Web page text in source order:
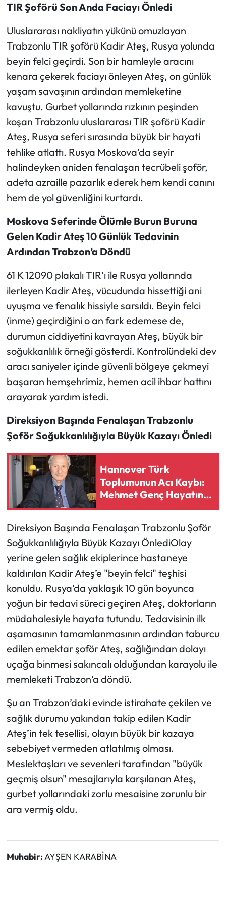
TIR Şoförü Son Anda Faciayı Önledi
Uluslararası nakliyatın yükünü omuzlayan
Trabzonlu TIR şoförü Kadir Ateş, Rusya yolunda
beyin felci geçirdi. Son bir hamleyle aracını
kenara çekerek faciayı önleyen Ateş, on günlük
yaşam savaşının ardından memleketine
kavuştu. Gurbet yollarında rızkının peşinden
koşan Trabzonlu uluslararası TIR şoförü Kadir
Ateş, Rusya seferi sırasında büyük bir hayati
tehlike atlattı. Rusya Moskova’da seyir
halindeyken aniden fenalaşan tecrübeli şoför,
adeta azraille pazarlık ederek hem kendi canını
hem de yol güvenliğini kurtardı.
Moskova Seferinde Ölümle Burun Buruna
Gelen Kadir Ateş 10 Günlük Tedavinin
Ardından Trabzon’a Döndü
61 K 12090 plakalı TIR’ı ile Rusya yollarında
ilerleyen Kadir Ateş, vücudunda hissettiği ani
uyuşma ve fenalık hissiyle sarsıldı. Beyin felci
(inme) geçirdiğini o an fark edemese de,
durumun ciddiyetini kavrayan Ateş, büyük bir
soğukkanlılık örneği gösterdi. Kontrolündeki dev
aracı saniyeler içinde güvenli bölgeye çekmeyi
başaran hemşehrimiz, hemen acil ihbar hattını
arayarak yardım istedi.
Direksiyon Başında Fenalaşan Trabzonlu
Şoför Soğukkanlılığıyla Büyük Kazayı Önledi
Hannover Türk
Toplumunun Acı Kaybı:
Mehmet Genç Hayatını
Kaybetti
Direksiyon Başında Fenalaşan Trabzonlu Şoför
Soğukkanlılığıyla Büyük Kazayı ÖnlediOlay
yerine gelen sağlık ekiplerince hastaneye
kaldırılan Kadir Ateş’e "beyin felci" teşhisi
konuldu. Rusya’da yaklaşık 10 gün boyunca
yoğun bir tedavi süreci geçiren Ateş, doktorların
müdahalesiyle hayata tutundu. Tedavisinin ilk
aşamasının tamamlanmasının ardından taburcu
edilen emektar şoför Ateş, sağlığından dolayı
uçağa binmesi sakıncalı olduğundan karayolu ile
memleketi Trabzon’a döndü.
Şu an Trabzon’daki evinde istirahate çekilen ve
sağlık durumu yakından takip edilen Kadir
Ateş’in tek tesellisi, olayın büyük bir kazaya
sebebiyet vermeden atlatılmış olması.
Meslektaşları ve sevenleri tarafından "büyük
geçmiş olsun" mesajlarıyla karşılanan Ateş,
gurbet yollarındaki zorlu mesaisine zorunlu bir
ara vermiş oldu.
Muhabir:AYŞEN KARABİNA
Sağlık
Turizm
Teknoloji